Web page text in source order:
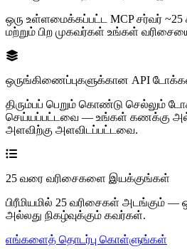
ஒரு உள்ளமைக்கப்பட்ட MCP சர்வர் ~25
மற்றும் பிற முகவர்கள் உங்கள்
ஒருங்கிணைப்புகளுக்கான API
திரும்பப் பெறும் கொண்டு செல்லும்
செய்யப்பட்டவை — உங்கள் கணக்கு
அளவிற்கு அளவிடப்பட்டவை.
25 வரை வரிசைகளை இயக்குங்கள்
பிரீமியமில் 25 வரிசைகள் அடங்கும்
அல்லது நிகழ்வுக்கும் கவர்கள்.
எங்களைத் தொடர்பு கொள்ளுங்கள்